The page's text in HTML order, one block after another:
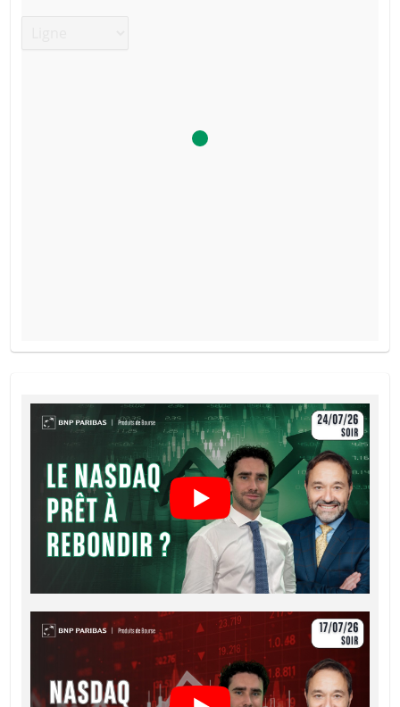
PROSPECTUS DE BASE
Français (France)
FINAL TERMS
Français (France)
Français (France)